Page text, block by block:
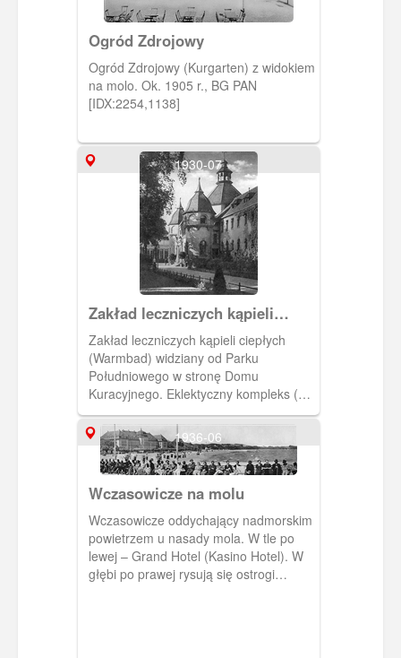
Ogród Zdrojowy
Ogród Zdrojowy (Kurgarten) z widokiem
na molo. Ok. 1905 r., BG PAN
[IDX:2254,1138]
1930-07
Zakład leczniczych kąpieli
ciepłych
Zakład leczniczych kąpieli ciepłych
(Warmbad) widziany od Parku
Południowego w stronę Domu
Kuracyjnego. Eklektyczny kompleks (48
gabinetów kąpielowych z 58 wannami,
potem rozbudowany) został wzniesiony
na przełomie 1903–1904 r.
Kontynuowano w nim i urozmaicano
usługi wypraktykowane w poprzednich
dziesięcioleciach. Ok. 1930 r., zbiory
prywatne. [IDX:2238,1180]
1936-06
Wczasowicze na molu
Wczasowicze oddychający nadmorskim
powietrzem u nasady mola. W tle po
lewej – Grand Hotel (Kasino Hotel). W
głębi po prawej rysują się ostrogi